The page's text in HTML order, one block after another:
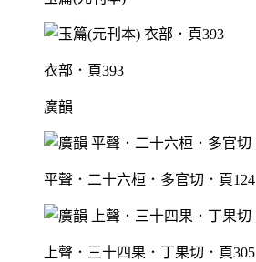
衣部．頁393
廣韻
平聲．二十六桓．多官切．頁124
上聲．三十四果．丁果切．頁305